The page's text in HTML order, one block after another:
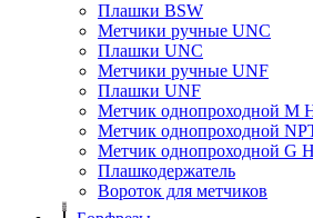
Плашки BSW
Метчики ручные UNC
Плашки UNC
Метчики ручные UNF
Плашки UNF
Метчик однопроходной M
Метчик однопроходной
Метчик однопроходной G
Плашкодержатель
Вороток для метчиков